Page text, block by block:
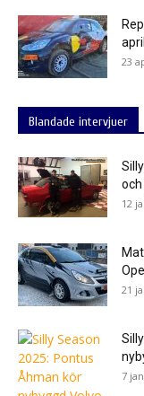
23
Blandade intervjuer
12
21
7